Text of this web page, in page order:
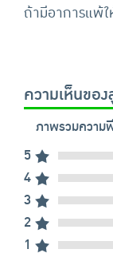
ถ้ามีอาการแพ้
ความเห็นขอ
ภาพรวมความ
5
4
3
2
1